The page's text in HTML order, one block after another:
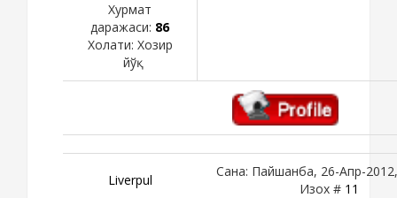
Хурмат
даражаси: 86
Холати: Хозир
йўқ
Liverpul
Сана: Пайшанба, 26-Апр-
Изох # 11